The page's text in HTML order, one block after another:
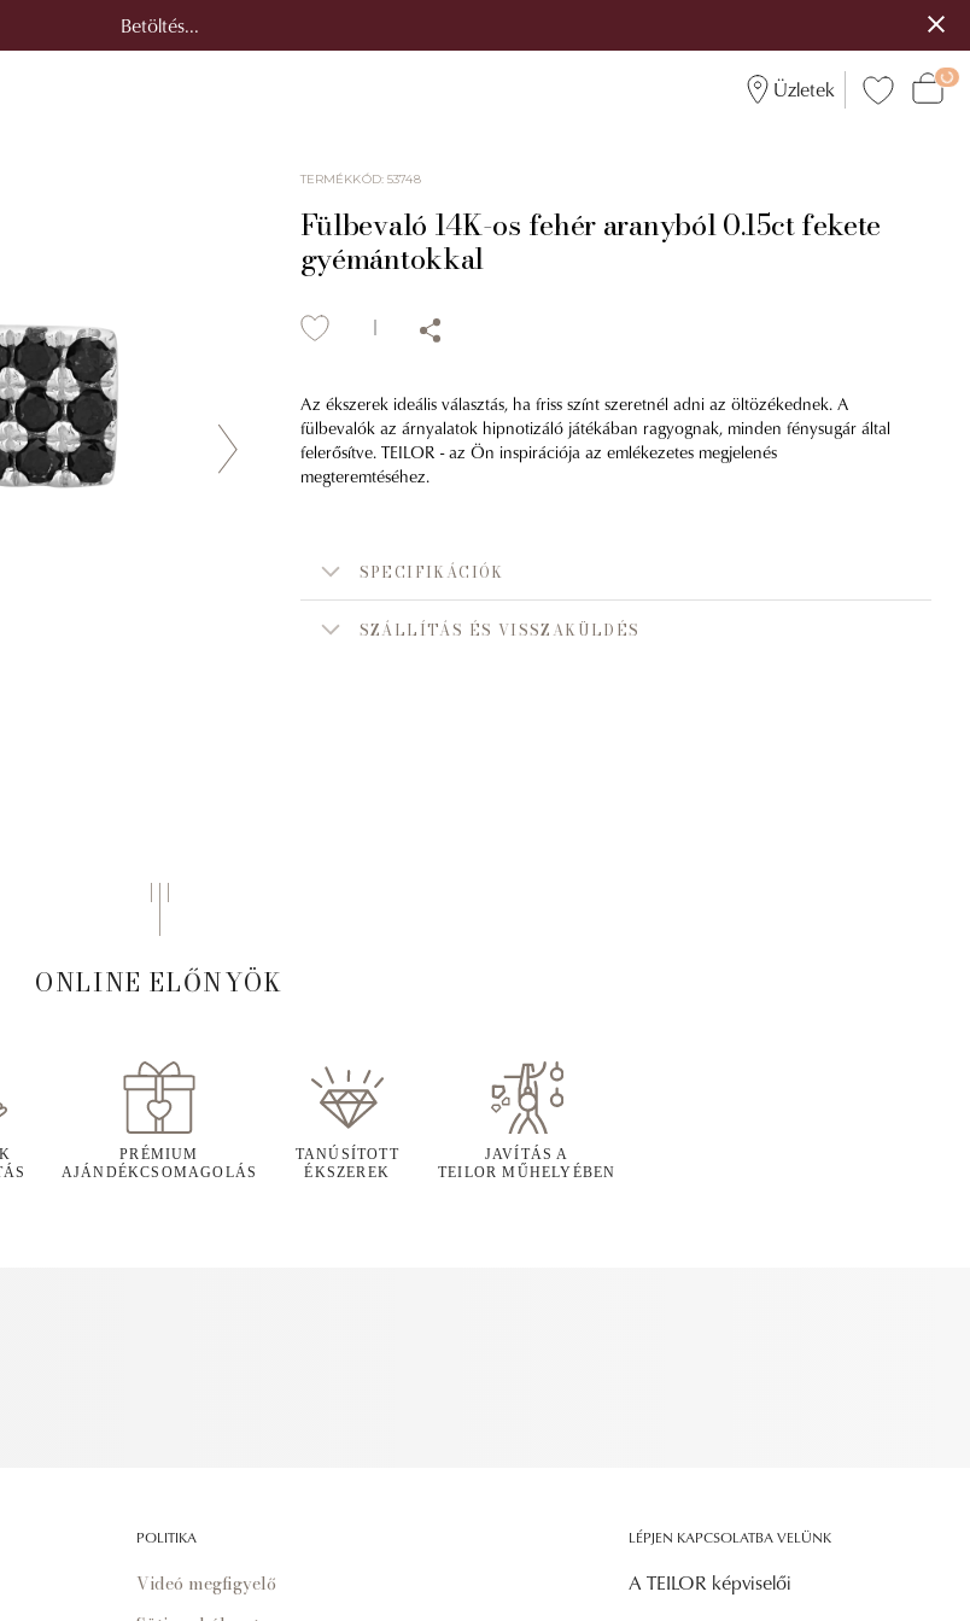
Betöltés...
Üzletek
TERMÉKKÓD:53748
Fülbevaló 14K-os fehér aranyból 0.15ct fekete
gyémántokkal
Az ékszerek ideális választás, ha friss színt szeretnél adni az öltözékednek. A
fülbevalók az árnyalatok hipnotizáló játékában ragyognak, minden fénysugár által
felerősítve. TEILOR - az Ön inspirációja az emlékezetes megjelenés
megteremtéséhez.
SPECIFIKÁCIÓK
SZÁLLÍTÁS ÉS VISSZAKÜLDÉS
ONLINE ELŐNYÖK
PRÉMIUM
AJÁNDÉKCSOMAGOLÁS
TANÚSÍTOTT
ÉKSZEREK
JAVÍTÁS A
TEILOR MŰHELYÉBEN
POLITIKA
Videó megfigyelő
LÉPJEN KAPCSOLATBA VELÜNK
A TEILOR képviselői